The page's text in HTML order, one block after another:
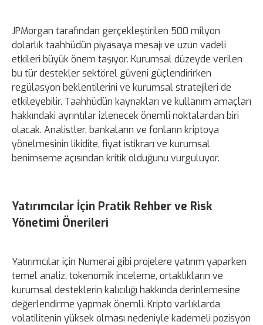
JPMorgan tarafından gerçekleştirilen 500 milyon
dolarlık taahhüdün piyasaya mesajı ve uzun vadeli
etkileri büyük önem taşıyor. Kurumsal düzeyde verilen
bu tür destekler sektörel güveni güçlendirirken
regülasyon beklentilerini ve kurumsal stratejileri de
etkileyebilir. Taahhüdün kaynakları ve kullanım amaçları
hakkındaki ayrıntılar izlenecek önemli noktalardan biri
olacak. Analistler, bankaların ve fonların kriptoya
yönelmesinin likidite, fiyat istikrarı ve kurumsal
benimseme açısından kritik olduğunu vurguluyor.
Yatırımcılar İçin Pratik Rehber ve Risk
Yönetimi Önerileri
Yatırımcılar için Numerai gibi projelere yatırım yaparken
temel analiz, tokenomik inceleme, ortaklıkların ve
kurumsal desteklerin kalıcılığı hakkında derinlemesine
değerlendirme yapmak önemli. Kripto varlıklarda
volatilitenin yüksek olması nedeniyle kademeli pozisyon